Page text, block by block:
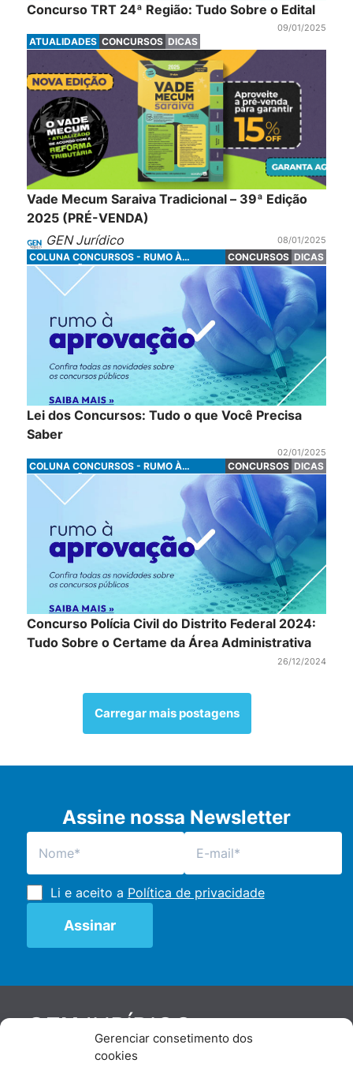
Gerenciar consetimento dos
cookies
Concurso TRT 24ª Região: Tudo Sobre o Edital
09/01/2025
ATUALIDADES CONCURSOS DICAS
Vade Mecum Saraiva Tradicional – 39ª Edição
2025 (PRÉ-VENDA)
GEN Jurídico
08/01/2025
COLUNA CONCURSOS - RUMO À
APROVAÇÃO
CONCURSOS DICAS
Lei dos Concursos: Tudo o que Você Precisa
Saber
02/01/2025
COLUNA CONCURSOS - RUMO À
APROVAÇÃO
CONCURSOS DICAS
Concurso Polícia Civil do Distrito Federal 2024:
Tudo Sobre o Certame da Área Administrativa
26/12/2024
Carregar mais postagens
Assine nossa Newsletter
Li e aceito a Política de privacidade
GENJURÍDICO
De maneira independente, os autores e